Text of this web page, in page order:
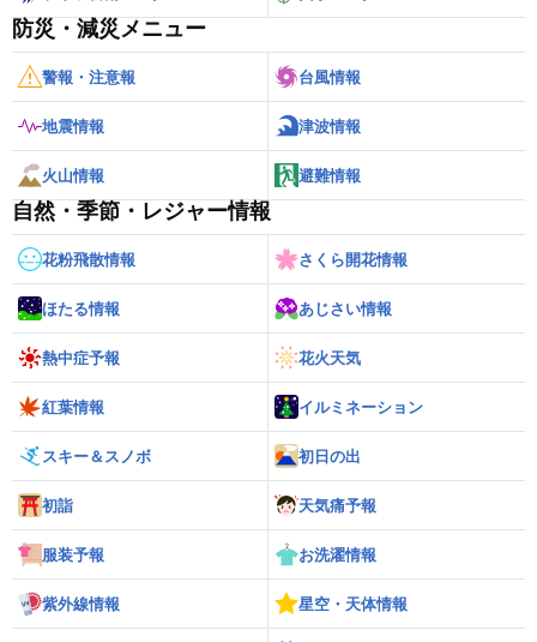
防災・減災メニュー
警報・注意報 台風情報
地震情報 津波情報
火山情報 避難情報
自然・季節・レジャー情報
花粉飛散情報 さくら開花情報
ほたる情報 あじさい情報
熱中症予報 花火天気
紅葉情報 イルミネーション
スキー＆スノボ 初日の出
初詣 天気痛予報
服装予報 お洗濯情報
紫外線情報 星空・天体情報